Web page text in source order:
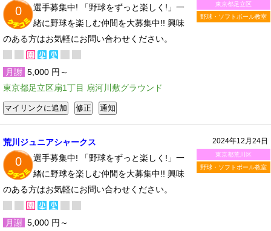
東京都足立区
野球・ソフトボール教室
0
選手募集中! 「野球をずっと楽しく!」一
緒に野球を楽しむ仲間を大募集中!!​ 興味
のある方はお気軽にお問い合わせください。
月謝 5,000 円～
東京都足立区扇1丁目 扇河川敷グラウンド
2024年12月24日
東京都荒川区
野球・ソフトボール教室
荒川ジュニアシャークス
0
選手募集中! 「野球をずっと楽しく!」一
緒に野球を楽しむ仲間を大募集中!!​ 興味
のある方はお気軽にお問い合わせください。
月謝 5,000 円～